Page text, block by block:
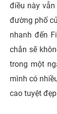
điều này
đường phố
nhanh đến
chắn sẽ
trong một
mình có
cao tuyệt